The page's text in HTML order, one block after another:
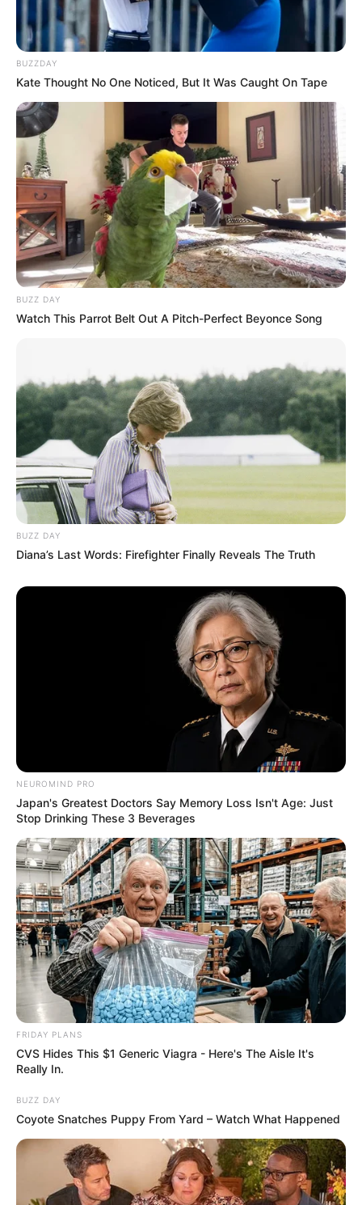
BUZZDAY
Kate Thought No One Noticed, But It Was Caught On Tape
BUZZ DAY
Watch This Parrot Belt Out A Pitch-Perfect Beyonce Song
BUZZ DAY
Diana’s Last Words: Firefighter Finally Reveals The Truth
NEUROMIND PRO
Japan's Greatest Doctors Say Memory Loss Isn't Age: Just
Stop Drinking These 3 Beverages
FRIDAY PLANS
CVS Hides This $1 Generic Viagra - Here's The Aisle It's
Really In.
BUZZ DAY
Coyote Snatches Puppy From Yard – Watch What Happened